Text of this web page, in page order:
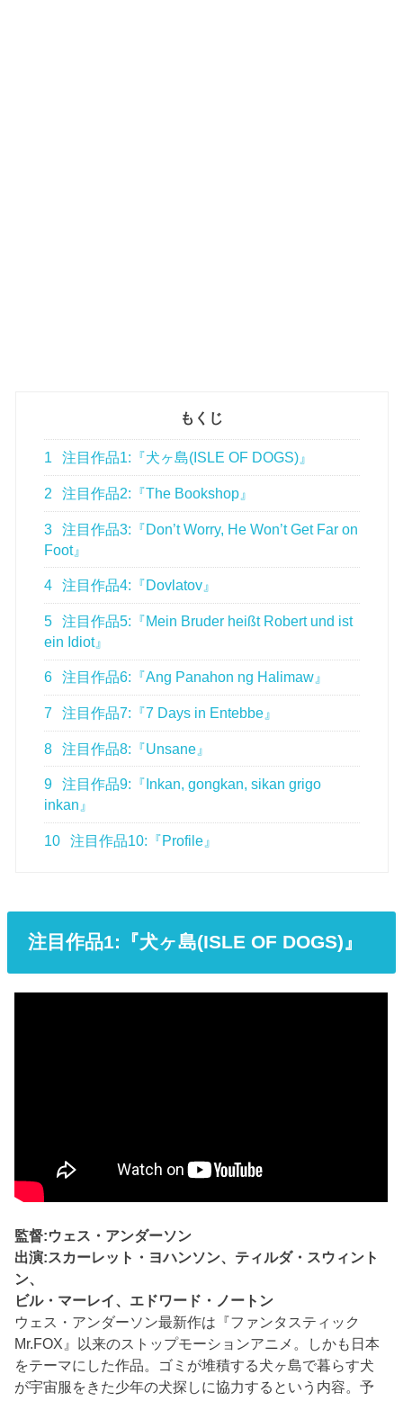
もくじ
1 注目作品1:『犬ヶ島(ISLE OF DOGS)』
2 注目作品2:『The Bookshop』
3
注目作品3:『Don’t Worry, He Won’t Get Far on
Foot』
4 注目作品4:『Dovlatov』
5
注目作品5:『Mein Bruder heißt Robert und ist
ein Idiot』
6 注目作品6:『Ang Panahon ng Halimaw』
7 注目作品7:『7 Days in Entebbe』
8 注目作品8:『Unsane』
9
注目作品9:『Inkan, gongkan, sikan grigo
inkan』
10 注目作品10:『Profile』
注目作品1:『犬ヶ島(ISLE OF DOGS)』
監督:ウェス・アンダーソン
出演:スカーレット・ヨハンソン、ティルダ・スウィント
ン、
ビル・マーレイ、エドワード・ノートン
ウェス・アンダーソン最新作は『ファンタスティック
Mr.FOX』以来のストップモーションアニメ。しかも日本
をテーマにした作品。ゴミが堆積する犬ヶ島で暮らす犬
が宇宙服をきた少年の犬探しに協力するという内容。予